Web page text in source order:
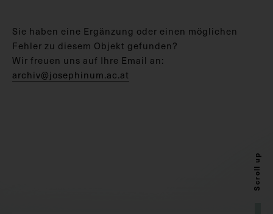
Sie haben eine Ergänzung oder einen möglichen
Fehler zu diesem Objekt gefunden?
Wir freuen uns auf Ihre Email an:
archiv@josephinum.ac.at
Scroll up